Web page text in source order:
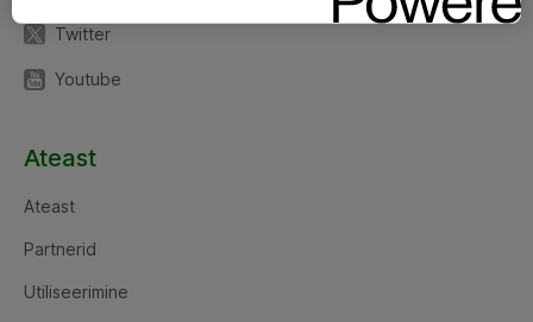
Twitter
Youtube
Ateast
Ateast
Partnerid
Utiliseerimine